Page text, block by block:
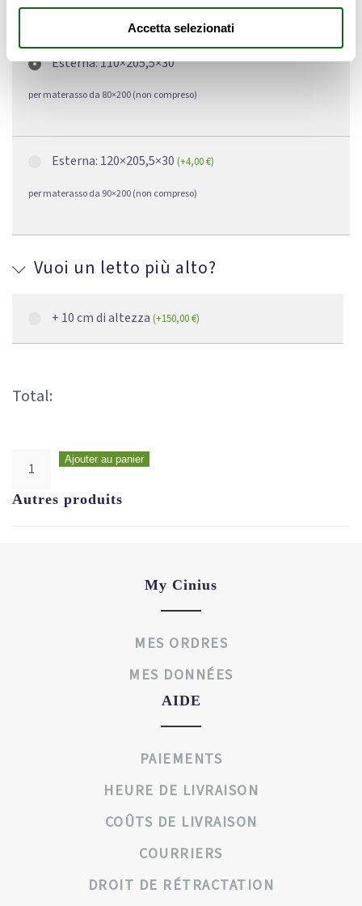
Accetta selezionati
Dimensioni
Esterna: 110×205,5×30
per materasso da 80×200 (non compreso)
Esterna: 120×205,5×30 (+4,00€)
per materasso da 90×200 (non compreso)
Vuoi un letto più alto?
+ 10 cm di altezza (+150,00€)
Total:
Ajouter au panier
Autres produits
My Cinius
MES ORDRES
MES DONNÉES
AIDE
PAIEMENTS
HEURE DE LIVRAISON
COÛTS DE LIVRAISON
COURRIERS
DROIT DE RÉTRACTATION